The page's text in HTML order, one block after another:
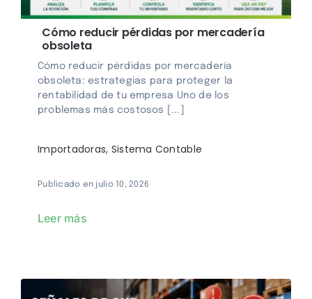
Cómo reducir pérdidas por mercadería
obsoleta
Cómo reducir pérdidas por mercadería
obsoleta: estrategias para proteger la
rentabilidad de tu empresa Uno de los
problemas más costosos [...]
Importadoras, Sistema Contable
Publicado en julio 10, 2026
Leer más